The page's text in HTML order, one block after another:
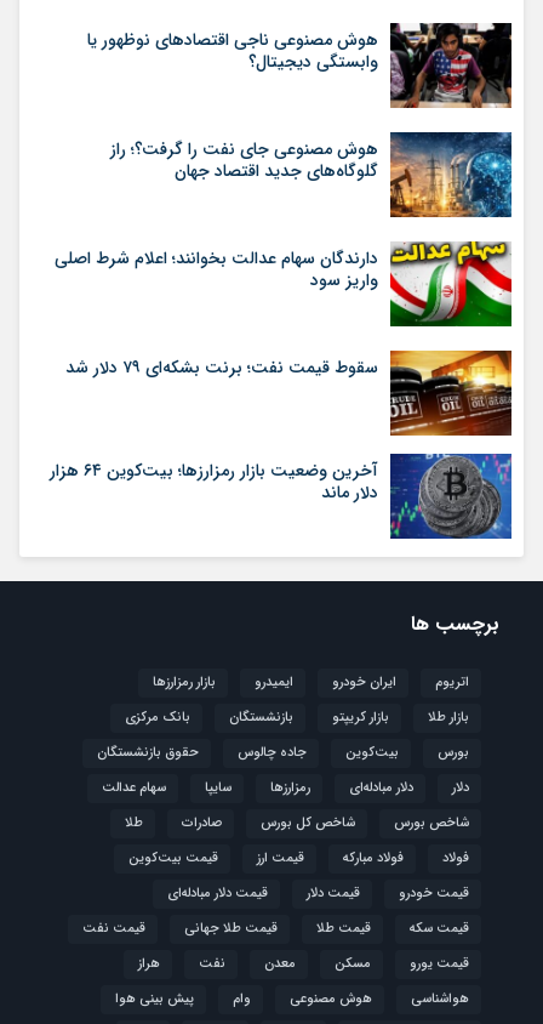
هوش مصنوعی ناجی اقتصادهای نوظهور یا
وابستگی دیجیتال؟
هوش مصنوعی جای نفت را گرفت؟؛ راز
گلوگاه‌های جدید اقتصاد جهان
دارندگان سهام عدالت بخوانند؛ اعلام شرط اصلی
واریز سود
سقوط قیمت نفت؛ برنت بشکه‌ای ۷۹ دلار شد
آخرین وضعیت بازار رمزارزها؛ بیت‌کوین ۶۴ هزار
دلار ماند
برچسب ها
اتریوم ایران خودرو ایمیدرو
بازار رمزارزها
بازار طلا
بازار کریپتو بازنشستگان
بانک مرکزی
بورس
بیت‌کوین جاده چالوس
حقوق بازنشستگان
دلار
دلار مبادله‌ای رمزارزها سایپا
سهام عدالت
شاخص بورس
شاخص کل بورس صادرات
طلا
فولاد
فولاد مبارکه قیمت ارز
قیمت بیت‌کوین
قیمت خودرو
قیمت دلار
قیمت دلار مبادله‌ای
قیمت سکه
قیمت طلا قیمت طلا جهانی
قیمت نفت
قیمت یورو
مسکن معدن نفت
هراز
هواشناسی
هوش مصنوعی وام پیش بینی هوا